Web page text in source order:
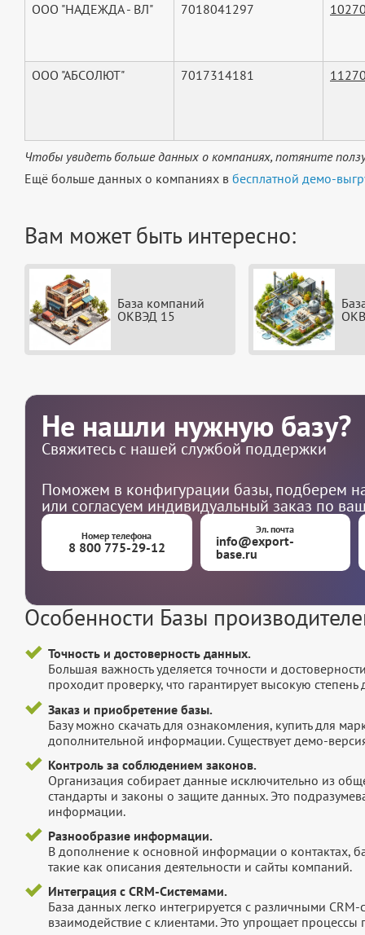
ООО "НАДЕЖДА - ВЛ" 7018041297
ООО "АБСОЛЮТ" 7017314181
Чтобы увидеть больше данных о компаниях, потяните
Ещё больше данных о компаниях в бесплатной демо-
Вам может быть интересно:
База компаний
ОКВЭД 15
Не нашли нужную базу?
Свяжитесь с нашей службой поддержки
Поможем в конфигурации базы, подберем
или согласуем индивидуальный заказ по
Номер телефона
8 800 775-29-12
Эл. почта
info@export-
base.ru
Особенности Базы
Точность и достоверность данных.
Большая важность уделяется точности и
проходит проверку, что гарантирует высокую
Заказ и приобретение базы.
Базу можно скачать для ознакомления, купить для
дополнительной информации. Существует демо-
Контроль за соблюдением законов.
Организация собирает данные исключительно из
стандарты и законы о защите данных. Это
информации.
Разнообразие информации.
В дополнение к основной информации о контактах,
такие как описания деятельности и сайты компаний.
Интеграция с CRM-Системами.
База данных легко интегрируется с различными
взаимодействие с клиентами. Это упрощает